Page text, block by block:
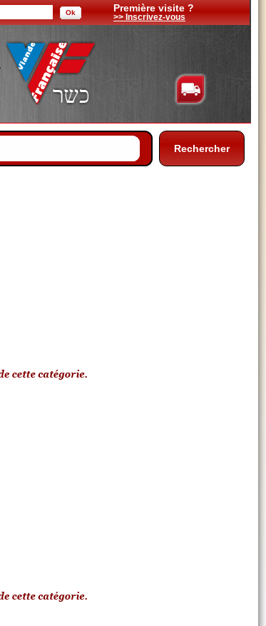
Première visite ?
>> Inscrivez-vous